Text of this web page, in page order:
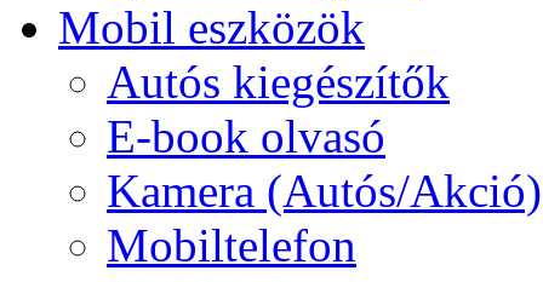
Mobil eszközök
Autós kiegészítők
E-book olvasó
Kamera (Autós/Akció)
Mobiltelefon